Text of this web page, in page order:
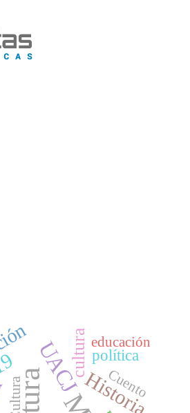
UACJHistoria
cultura política
Cultura
educación
Cuento